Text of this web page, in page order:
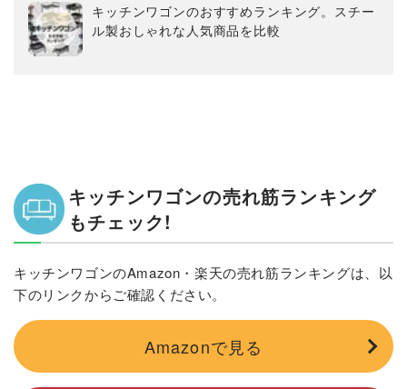
キッチンワゴンのおすすめランキング。スチー
ル製おしゃれな人気商品を比較
キッチンワゴンの売れ筋ランキング
もチェック!
キッチンワゴンのAmazon・楽天の売れ筋ランキングは、以
下のリンクからご確認ください。
Amazonで見る